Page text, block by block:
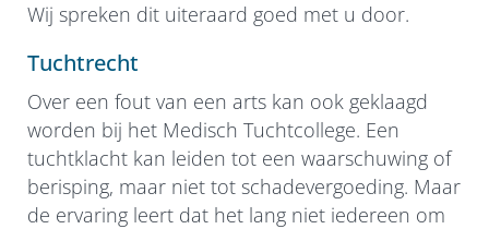
Wij spreken dit uiteraard goed met u door.
Tuchtrecht
Over een fout van een arts kan ook geklaagd
worden bij het Medisch Tuchtcollege. Een
tuchtklacht kan leiden tot een waarschuwing of
berisping, maar niet tot schadevergoeding. Maar
de ervaring leert dat het lang niet iedereen om